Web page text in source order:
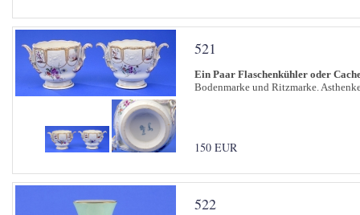
521
Ein Paar Flaschenkühler oder
Bodenmarke und Ritzmarke.
150 EUR
522